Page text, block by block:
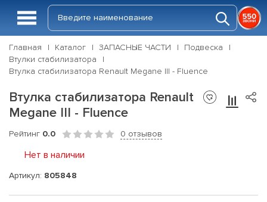
Главная Каталог ЗАПАСНЫЕ ЧАСТИ
Подвеска
Втулки стабилизатора
Втулка стабилизатора Renault Megane III - Fluence
Втулка стабилизатора Renault
Megane III - Fluence
Рейтинг 0.0 0 отзывов
Нет в наличии
Артикул: 805848